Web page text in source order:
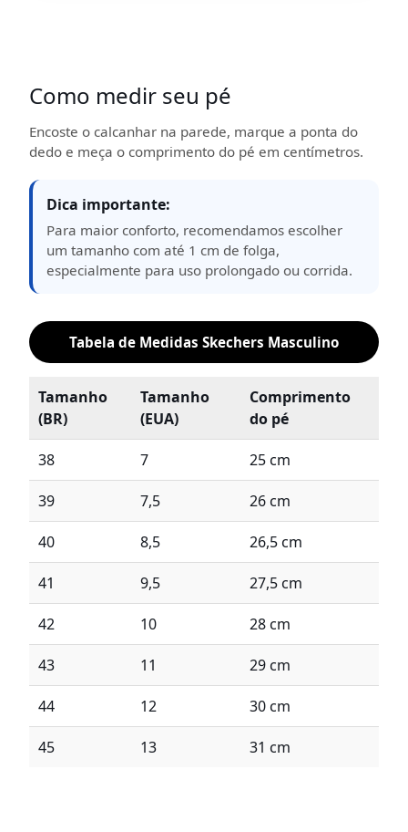
Como medir seu pé
Encoste o calcanhar na parede, marque a ponta do
dedo e meça o comprimento do pé em centímetros.
Dica importante:
Para maior conforto, recomendamos escolher
um tamanho com até 1 cm de folga,
especialmente para uso prolongado ou corrida.
Tabela de Medidas Skechers Masculino
Tamanho
(BR)
Tamanho
(EUA)
Comprimento
do pé
38 7 25 cm
39 7,5 26 cm
40 8,5 26,5 cm
41 9,5 27,5 cm
42 10 28 cm
43 11 29 cm
44 12 30 cm
45 13 31 cm